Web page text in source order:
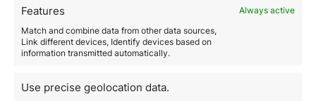
Features
Always active
Match and combine data from other data sources,
Link different devices, Identify devices based on
information transmitted automatically.
Use precise geolocation data.
St. Kitts & Nevis
La federación de dos islas, que antes era una región
azucarera, ha evolucionado hasta convertirse en un
destino turístico y ciudadano seguro y atractivo
sanitaria, su bajo índice de criminalidad y sus